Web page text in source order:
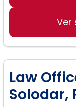
Ver
Law
Solodar,